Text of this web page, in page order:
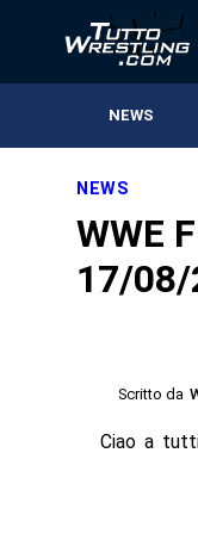
NEWS
NEWS
WWE
17/
Scritto da
Ciao a